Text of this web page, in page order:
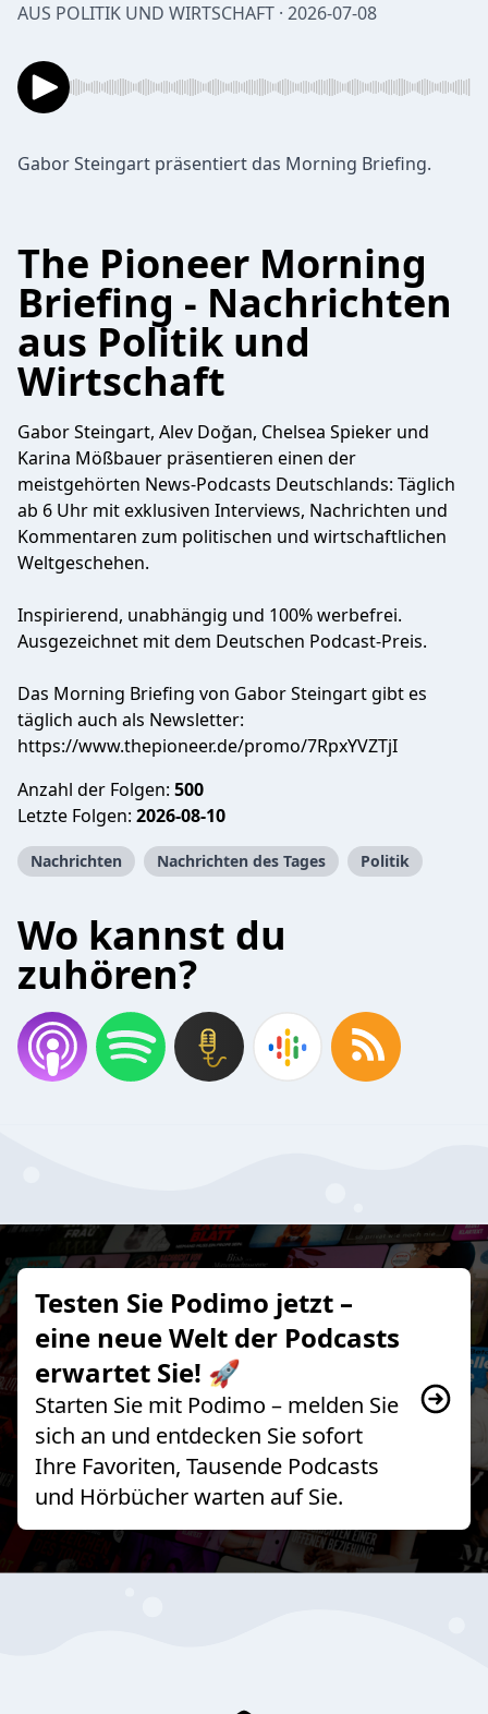
AUS POLITIK UND WIRTSCHAFT · 2026-07-08
Gabor Steingart präsentiert das Morning Briefing.
The Pioneer Morning
Briefing - Nachrichten
aus Politik und
Wirtschaft
Gabor Steingart, Alev Doğan, Chelsea Spieker und
Karina Mößbauer präsentieren einen der
meistgehörten News-Podcasts Deutschlands: Täglich
ab 6 Uhr mit exklusiven Interviews, Nachrichten und
Kommentaren zum politischen und wirtschaftlichen
Weltgeschehen.
Inspirierend, unabhängig und 100% werbefrei.
Ausgezeichnet mit dem Deutschen Podcast-Preis.
Das Morning Briefing von Gabor Steingart gibt es
täglich auch als Newsletter:
https://www.thepioneer.de/promo/7RpxYVZTjI
Anzahl der Folgen: 500
Letzte Folgen: 2026-08-10
Nachrichten Nachrichten des Tages Politik
Wo kannst du
zuhören?
Testen Sie Podimo jetzt –
eine neue Welt der Podcasts
erwartet Sie! 🚀
Starten Sie mit Podimo – melden Sie
sich an und entdecken Sie sofort
Ihre Favoriten, Tausende Podcasts
und Hörbücher warten auf Sie.